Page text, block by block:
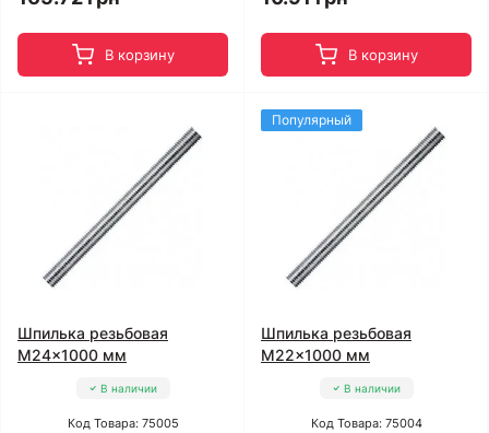
В корзину В корзину
Шпилька резьбовая
M24x1000 мм
В наличии
Код Товара: 75005
Популярный
Шпилька резьбовая
M22x1000 мм
В наличии
Код Товара: 75004